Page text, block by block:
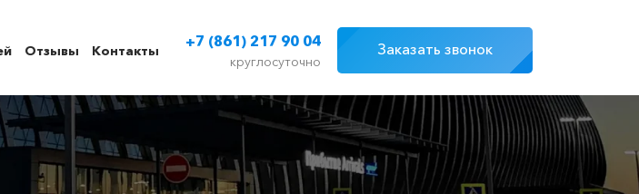
Отзывы Контакты
+7 (861) 217 90 04
круглосуточно
Заказать звонок